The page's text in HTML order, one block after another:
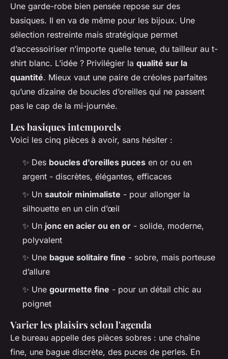
Une garde-robe bien pensée repose sur des
basiques. Il en va de même pour les bijoux. Une
sélection restreinte mais stratégique permet
d’accessoiriser n’importe quelle tenue, du tailleur au t-
shirt blanc. L’idée ? Privilégier la qualité sur la
quantité. Mieux vaut une paire de créoles parfaites
qu’une dizaine de boucles d’oreilles qui ne passent
pas le cap de la mi-journée.
Les basiques intemporels
Voici les cinq pièces à avoir, sans hésiter :
✨ Des boucles d’oreilles puces en or ou en
argent - discrètes, élégantes, efficaces
✨ Un sautoir minimaliste - pour allonger la
silhouette en un clin d’œil
✨ Un jonc en acier ou en or - solide, moderne,
polyvalent
✨ Une bague solitaire fine - sobre, mais porteuse
d’allure
✨ Une gourmette fine - pour un détail chic au
poignet
Varier les plaisirs selon l'agenda
Le bureau appelle des pièces sobres : une chaîne
fine, une bague discrète, des puces de perles. En